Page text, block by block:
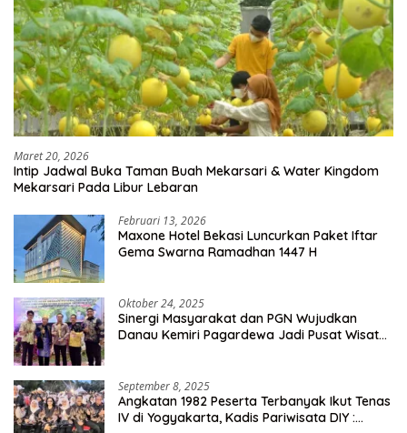
Maret 20, 2026
Intip Jadwal Buka Taman Buah Mekarsari & Water Kingdom
Mekarsari Pada Libur Lebaran
Februari 13, 2026
Maxone Hotel Bekasi Luncurkan Paket Iftar
Gema Swarna Ramadhan 1447 H
Oktober 24, 2025
Sinergi Masyarakat dan PGN Wujudkan
Danau Kemiri Pagardewa Jadi Pusat Wisata
September 8, 2025
Angkatan 1982 Peserta Terbanyak Ikut Tenas
IV di Yogyakarta, Kadis Pariwisata DIY :